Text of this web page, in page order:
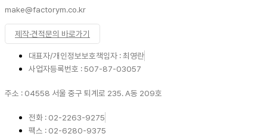
make@factorym.co.kr
제작·견적문의 바로가기
대표자/개인정보보호책임자 : 최영란
사업자등록번호 : 507-87-03057
주소 : 04558 서울 중구 퇴계로 235. A동 209호
전화 : 02-2263-9275
팩스 : 02-6280-9375